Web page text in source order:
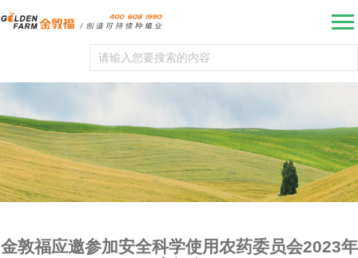
金敦福应邀参加安全科学使用农药委员会2023年